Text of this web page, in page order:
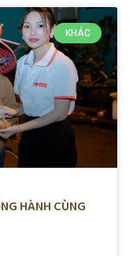
KHÁC
HÀNH CÙNG